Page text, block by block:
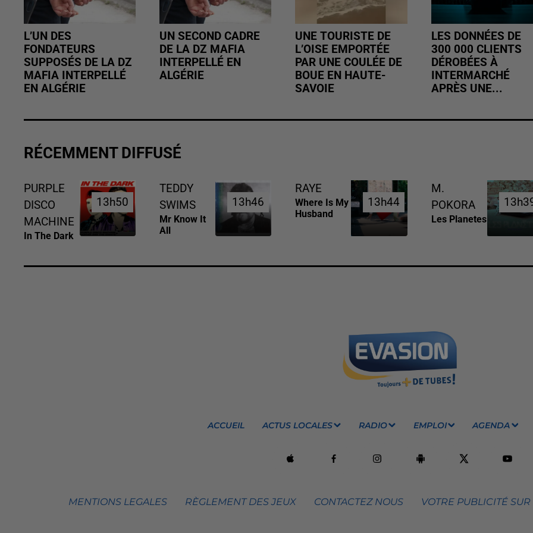
L’UN DES
FONDATEURS
SUPPOSÉS DE LA DZ
MAFIA INTERPELLÉ
EN ALGÉRIE
UN SECOND CADRE
DE LA DZ MAFIA
INTERPELLÉ EN
ALGÉRIE
UNE TOURISTE DE
L’OISE EMPORTÉE
PAR UNE COULÉE DE
BOUE EN HAUTE-
SAVOIE
LES DONNÉES DE
300 000 CLIENTS
DÉROBÉES À
INTERMARCHÉ
APRÈS UNE...
RÉCEMMENT DIFFUSÉ
PURPLE
DISCO
MACHINE
In The Dark
13h50
13h50
TEDDY
SWIMS
Mr Know It
All
13h46
13h46
RAYE
Where Is My
Husband
13h44
13h44
M.
POKORA
Les Planetes
ACCUEIL ACTUS LOCALES RADIO EMPLOI AGENDA
MENTIONS LEGALES RÈGLEMENT DES JEUX CONTACTEZ NOUS VOTRE PUBLICITÉ